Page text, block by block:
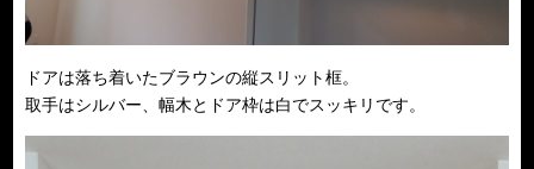
ドアは落ち着いたブラウンの縦スリット框。
取手はシルバー、幅木とドア枠は白でスッキリです。